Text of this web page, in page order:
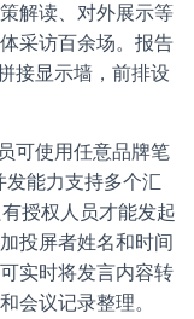
解读、对外展示等
采访百余场。报告
接显示墙，前排设
可使用任意品牌笔
能力支持多个汇
授权人员才能发起
投屏者姓名和时间
实时将发言内容转
会议记录整理。